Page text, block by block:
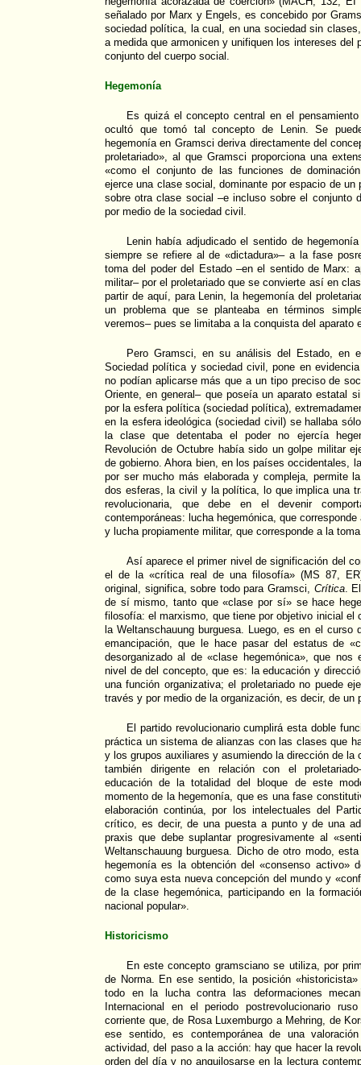
señalado por Marx y Engels, es concebido por
sociedad política, la cual, en una sociedad sin
a medida que armonicen y unifiquen los intereses del
conjunto del cuerpo social.
Hegemonía
Es quizá el concepto central en el
ocultó que tomó tal concepto de Lenin. Se
hegemonía en Gramsci deriva directamente del
proletariado», al que Gramsci proporciona una
«como el conjunto de las funciones de
ejerce una clase social, dominante por espacio de un
sobre otra clase social –e incluso sobre el conjunto
por medio de la sociedad civil.
Lenin había adjudicado el sentido de
siempre se refiere al de «dictadura»– a la fase
toma del poder del Estado –en el sentido de Marx:
militar– por el proletariado que se convierte así en
partir de aquí, para Lenin, la hegemonía del
un problema que se planteaba en términos
veremos– pues se limitaba a la conquista del aparato
Pero Gramsci, en su análisis del Estado, en
Sociedad política y sociedad civil, pone en
no podían aplicarse más que a un tipo preciso de
Oriente, en general– que poseía un aparato estatal
por la esfera política (sociedad política),
en la esfera ideológica (sociedad civil) se hallaba
la clase que detentaba el poder no ejercía
Revolución de Octubre había sido un golpe militar
de gobierno. Ahora bien, en los países occidentales,
por ser mucho más elaborada y compleja, permite
dos esferas, la civil y la política, lo que implica una
revolucionaria, que debe en el devenir
contemporáneas: lucha hegemónica, que
y lucha propiamente militar, que corresponde a la
Así aparece el primer nivel de significación del
el de la «crítica real de una filosofía» (MS 87,
original, significa, sobre todo para Gramsci, Crítica.
de sí mismo, tanto que «clase por sí» se hace
filosofía: el marxismo, que tiene por objetivo inicial el
la Weltanschauung burguesa. Luego, es en el curso
emancipación, que le hace pasar del estatus de
desorganizado al de «clase hegemónica», que nos
nivel de del concepto, que es: la educación y
una función organizativa; el proletariado no puede
través y por medio de la organización, es decir, de un
El partido revolucionario cumplirá esta doble
práctica un sistema de alianzas con las clases que
y los grupos auxiliares y asumiendo la dirección de la
también dirigente en relación con el
educación de la totalidad del bloque de este
momento de la hegemonía, que es una fase
elaboración continúa, por los intelectuales del
crítico, es decir, de una puesta a punto y de una
praxis que debe suplantar progresivamente al
Weltanschauung burguesa. Dicho de otro modo,
hegemonía es la obtención del «consenso activo»
como suya esta nueva concepción del mundo y
de la clase hegemónica, participando en la
nacional popular».
Historicismo
En este concepto gramsciano se utiliza, por
de Norma. En ese sentido, la posición
todo en la lucha contra las deformaciones
Internacional en el periodo postrevolucionario
corriente que, de Rosa Luxemburgo a Mehring, de
ese sentido, es contemporánea de una
actividad, del paso a la acción: hay que hacer la
orden del día y no anquilosarse en la lectura